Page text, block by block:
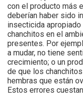
con el producto más
deberían haber sido
insecticida
chanchitos en el
presentes. Por
a mudar, no tiene
crecimiento; o un
de que los
hembras que están
Estos errores